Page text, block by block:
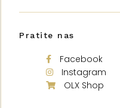
Pratite nas
Facebook
Instagram
OLX Shop